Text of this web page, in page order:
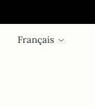
Langue
Français